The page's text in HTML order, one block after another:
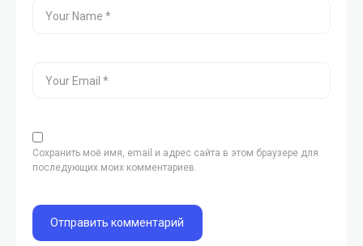
Сохранить моё имя, email и адрес сайта в этом браузере для
последующих моих комментариев.